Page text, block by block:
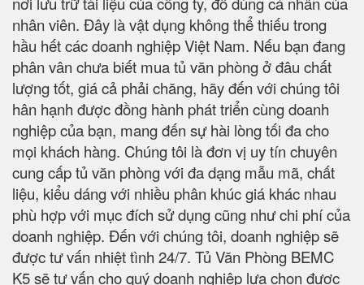
nhân viên. Đây là vật dụng không thể thiếu trong
hầu hết các doanh nghiệp Việt Nam. Nếu bạn đang
phân vân chưa biết mua tủ văn phòng ở đâu chất
lượng tốt, giá cả phải chăng, hãy đến với chúng tôi
hân hạnh được đồng hành phát triển cùng doanh
nghiệp của bạn, mang đến sự hài lòng tối đa cho
mọi khách hàng. Chúng tôi là đơn vị uy tín chuyên
cung cấp tủ văn phòng với đa dạng mẫu mã, chất
liệu, kiểu dáng với nhiều phân khúc giá khác nhau
phù hợp với mục đích sử dụng cũng như chi phí của
doanh nghiệp. Đến với chúng tôi, doanh nghiệp sẽ
được tư vấn nhiệt tình 24/7. Tủ Văn Phòng BEMC
K5 sẽ tư vấn cho quý doanh nghiệp lựa chọn được